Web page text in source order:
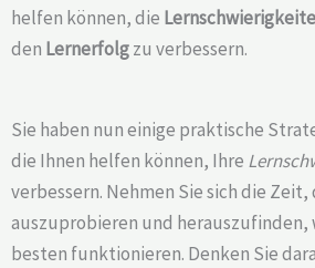
helfen können, die
den Lernerfolgzu verbessern.
Sie haben nun einige praktische
die Ihnen helfen können, Ihre
verbessern. Nehmen Sie sich die Zeit,
auszuprobieren und herauszufinden,
besten funktionieren. Denken Sie